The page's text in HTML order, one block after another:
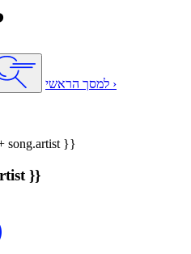
למסך הראשי ›
}}